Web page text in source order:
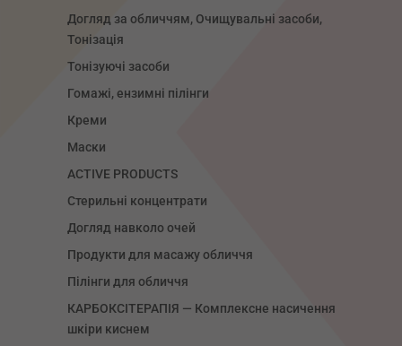
Догляд за обличчям, Очищувальні засоби,
Тонізація
Тонізуючі засоби
Гомажі, ензимні пілінги
Креми
Маски
ACTIVE PRODUCTS
Стерильні концентрати
Догляд навколо очей
Продукти для масажу обличчя
Пілінги для обличчя
КАРБОКСІТЕРАПІЯ — Комплексне насичення
шкіри киснем